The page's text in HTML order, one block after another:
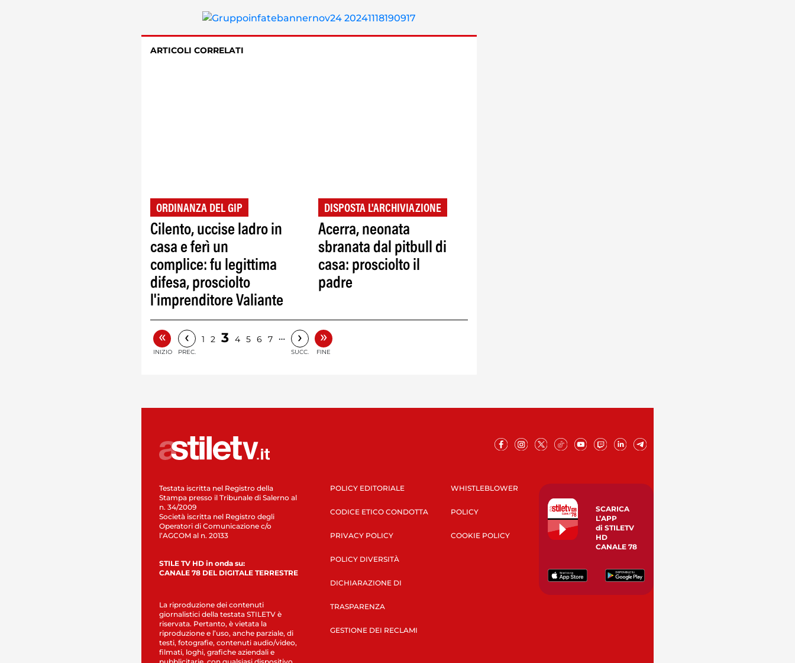
ARTICOLI CORRELATI
ORDINANZA DEL GIP
Cilento, uccise ladro in
casa e ferì un
complice: fu legittima
difesa, prosciolto
l'imprenditore Valiante
DISPOSTA L'ARCHIVIAZIONE
Acerra, neonata
sbranata dal pitbull di
casa: prosciolto il
padre
«
INIZIO
‹
PREC.
1 2 3 4 5 6 7 … ›
SUCC.
»
FINE
Testata iscritta nel Registro della
Stampa presso il Tribunale di Salerno al
n. 34/2009
Società iscritta nel Registro degli
Operatori di Comunicazione c/o
l’AGCOM al n. 20133
STILE TV HD in onda su:
CANALE 78 DEL DIGITALE TERRESTRE
La riproduzione dei contenuti
giornalistici della testata STILETV è
riservata. Pertanto, è vietata la
riproduzione e l’uso, anche parziale, di
testi, fotografie, contenuti audio/video,
filmati, loghi, grafiche aziendali e
POLICY EDITORIALE
CODICE ETICO CONDOTTA
PRIVACY POLICY
POLICY DIVERSITÀ
DICHIARAZIONE DI
TRASPARENZA
GESTIONE DEI RECLAMI
WHISTLEBLOWER
POLICY
COOKIE POLICY
SCARICA
L’APP
di STILETV
HD
CANALE 78